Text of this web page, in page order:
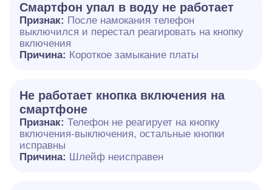
Смартфон упал в воду не работает
Признак: После намокания телефон
выключился и перестал реагировать на кнопку
включения
Причина: Короткое замыкание платы
Не работает кнопка включения на
смартфоне
Признак: Телефон не реагирует на кнопку
включения-выключения, остальные кнопки
исправны
Причина: Шлейф неисправен